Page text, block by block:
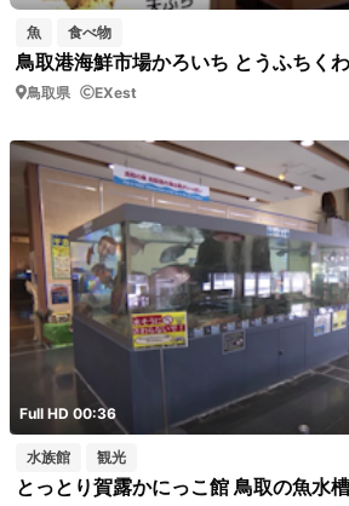
魚 食べ物
鳥取港海鮮市場かろいち とうふちく
鳥取県 EXest
Full HD 00:36
水族館 観光
とっとり賀露かにっこ館 鳥取の魚水槽